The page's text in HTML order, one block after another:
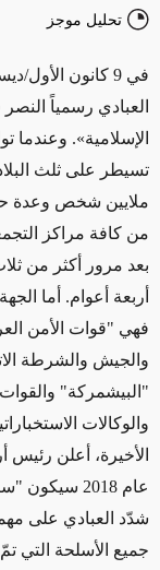
تحليل موجز
في 9 كانون
العبادي رسمياً
تسيطر على ثلث
ملايين شخص وعدة
من كافة مراكز
بعد مرور أكثر من
أربعة أعوام. أما
فهي "قوات الأمن
والجيش والشرطة
"البيشمركة"
والوكالات
الأخيرة، أعلن
عام 2018
شدّد العبادي على
جميع الأسلحة التي